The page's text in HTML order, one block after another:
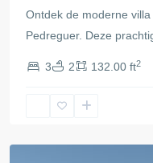
Ontdek de moderne
Pedreguer. Deze
3 2 132.00 ft2